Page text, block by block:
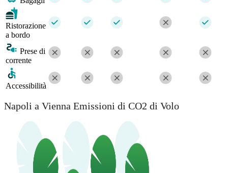
Ristorazione
a bordo
Prese di
corrente
Accessibilità
Napoli a Vienna Emissioni di CO2 di Volo